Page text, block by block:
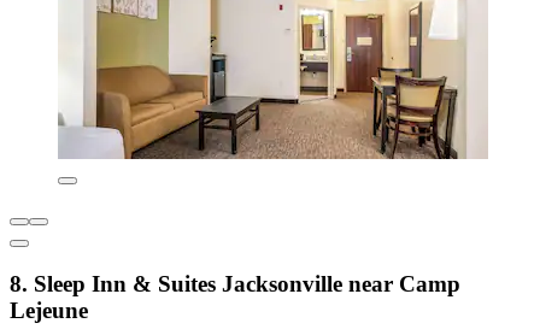
8. Sleep Inn & Suites Jacksonville near Camp
Lejeune